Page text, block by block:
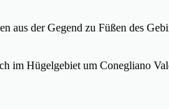
aus der Gegend zu Füßen des
im Hügelgebiet um Conegliano